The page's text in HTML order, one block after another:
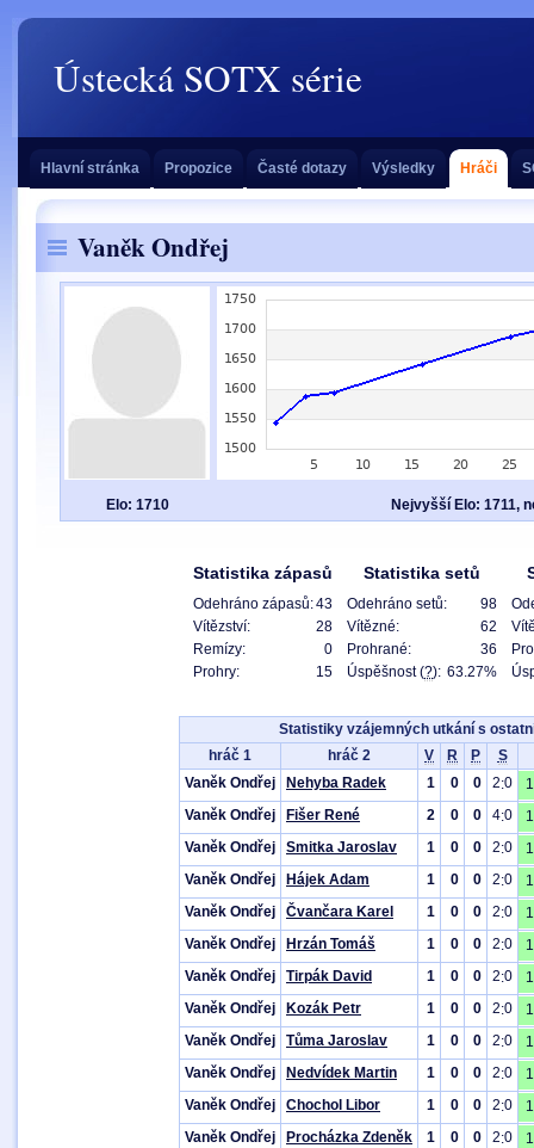
Ústecká SOTX série
Hlavní stránka Propozice Časté dotazy Výsledky Hráči
Vaněk Ondřej
Elo: 1710 Nejvyšší Elo: 1711,
Statistika zápasů Statistika setů
Odehráno zápasů:43 Odehráno setů: 98
Vítězství:
28 Vítězné: 62
Remízy:
0 Prohrané: 36
Prohry:
15 Úspěšnost (?): 63.27%
Statistiky vzájemných utkání s
hráč 1
hráč 2 V R P
S
Vaněk Ondřej
Nehyba Radek 1 0 0 2:0
Vaněk Ondřej
Fišer René 2 0 0 4:0
Vaněk Ondřej
Smitka Jaroslav 1 0 0 2:0
Vaněk Ondřej
Hájek Adam 1 0 0 2:0
Vaněk Ondřej
Čvančara Karel 1 0 0 2:0
Vaněk Ondřej
Hrzán Tomáš 1 0 0 2:0
Vaněk Ondřej
Tirpák David 1 0 0 2:0
Vaněk Ondřej
Kozák Petr 1 0 0 2:0
Vaněk Ondřej
Tůma Jaroslav 1 0 0 2:0
Vaněk Ondřej
Nedvídek Martin 1 0 0 2:0
Vaněk Ondřej
Chochol Libor 1 0 0 2:0
Vaněk Ondřej
Procházka Zdeněk 1 0 0 2:0